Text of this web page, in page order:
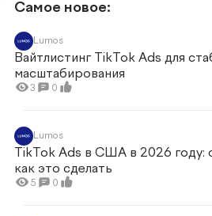
Самое новое:
Lumos
Вайтлистинг TikTok Ads для
масштабирования
3 0
Lumos
TikTok Ads в США в 2026 году:
как это сделать
5 0